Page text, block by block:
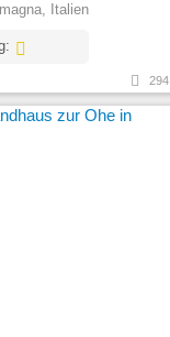
Italien
294